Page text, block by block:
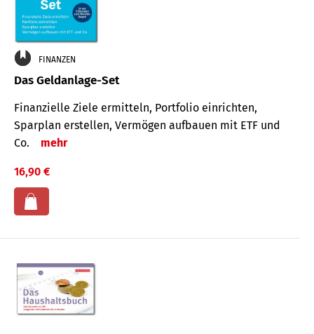
FINANZEN
Das Geldanlage-Set
Finanzielle Ziele ermitteln, Portfolio einrichten,
Sparplan erstellen, Vermögen aufbauen mit ETF und
Co.
mehr
16,90 €